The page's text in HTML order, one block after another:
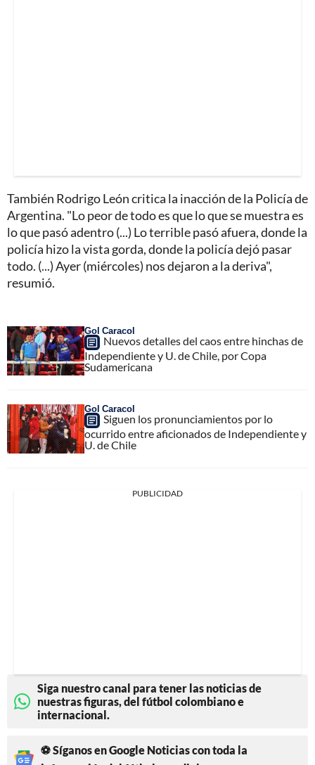
También Rodrigo León critica la inacción de la Policía de
Argentina. "Lo peor de todo es que lo que se muestra es
lo que pasó adentro (...) Lo terrible pasó afuera, donde la
policía hizo la vista gorda, donde la policía dejó pasar
todo. (...) Ayer (miércoles) nos dejaron a la deriva",
resumió.
Gol Caracol
Nuevos detalles del caos entre hinchas de
Independiente y U. de Chile, por Copa
Sudamericana
Gol Caracol
Siguen los pronunciamientos por lo
ocurrido entre aficionados de Independiente y
U. de Chile
PUBLICIDAD
Siga nuestro canal para tener las noticias de
nuestras figuras, del fútbol colombiano e
internacional.
⚽ Síganos en Google Noticias con toda la